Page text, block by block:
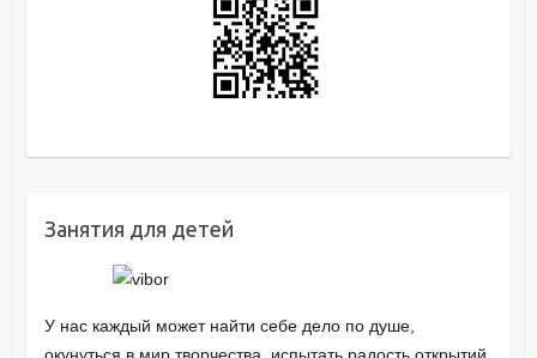
Занятия для детей
У нас каждый может найти себе дело по душе,